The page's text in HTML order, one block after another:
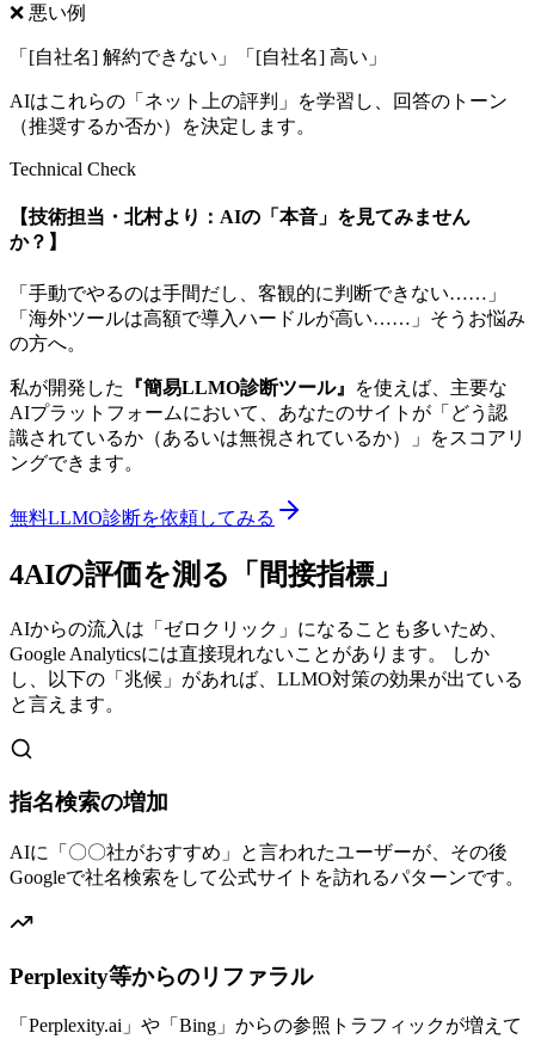
❌ 悪い例
「[自社名] 解約できない」「[自社名] 高い」
AIはこれらの「ネット上の評判」を学習し、回答のトーン
（推奨するか否か）を決定します。
Technical Check
【技術担当・北村より：AIの「本音」を見てみません
か？】
「手動でやるのは手間だし、客観的に判断できない……」
「海外ツールは高額で導入ハードルが高い……」そうお悩み
の方へ。
私が開発した 『簡易LLMO診断ツール』
を使えば、主要な
AIプラットフォームにおいて、あなたのサイトが「どう認
識されているか（あるいは無視されているか）」をスコアリ
ングできます。
無料LLMO診断を依頼してみる
4AIの評価を測る「間接指標」
AIからの流入は「ゼロクリック」になることも多いため、
Google Analyticsには直接現れないことがあります。 しか
し、以下の「兆候」があれば、LLMO対策の効果が出ている
と言えます。
指名検索の増加
AIに「〇〇社がおすすめ」と言われたユーザーが、その後
Googleで社名検索をして公式サイトを訪れるパターンです。
Perplexity等からのリファラル
「Perplexity.ai」や「Bing」からの参照トラフィックが増えて